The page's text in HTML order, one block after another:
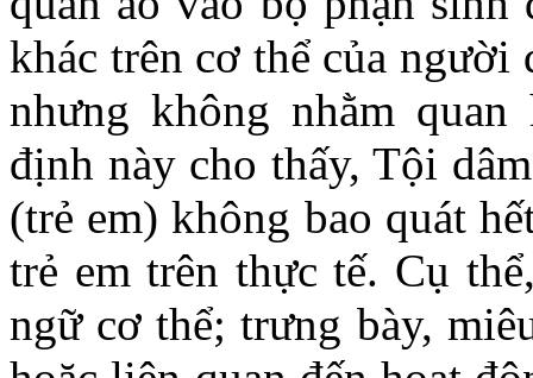
khác trên cơ thể của
nhưng không nhằm
định này cho thấy, Tội
(trẻ em) không bao quát
trẻ em trên thực tế. Cụ
ngữ cơ thể; trưng bày,